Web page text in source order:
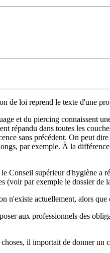
de loi reprend le texte d'une
et du piercing connaissent
répandu dans toutes les
sans précédent. On peut
par exemple. À la
Conseil supérieur d'hygiène a
(voir par exemple le dossier de
n'existe actuellement, alors que
aux professionnels des
il importait de donner un